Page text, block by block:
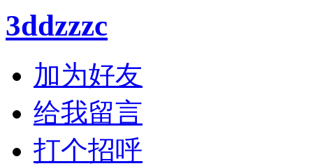
3ddzzzc
加为好友
给我留言
打个招呼